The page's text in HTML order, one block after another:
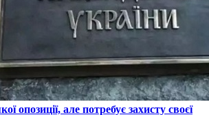
опозиції, але потребує захисту своєї